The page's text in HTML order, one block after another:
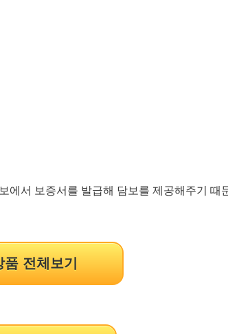
서 보증서를 발급해 담보를 제공해주기
품 전체보기